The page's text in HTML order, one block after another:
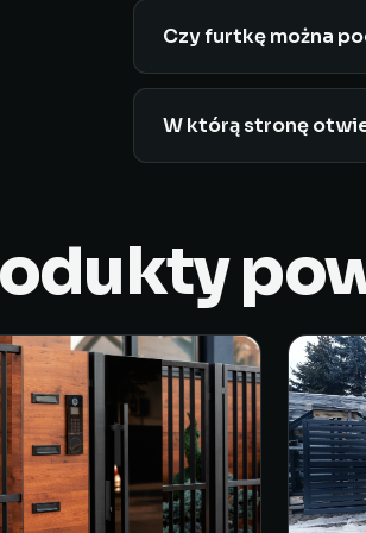
Czy furtkę można
Tak, montujemy
zaznaczyć tę opcję
W którą stronę